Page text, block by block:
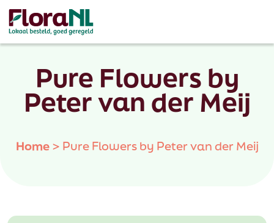
Pure Flowers by
Peter van der Meij
Home> Pure Flowers by Peter van der Meij